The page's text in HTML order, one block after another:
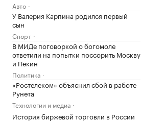
Авто
У Валерия Карпина родился первый
сын
Спорт
В МИДе поговоркой о богомоле
ответили на попытки поссорить Москву
и Пекин
Политика
«Ростелеком» объяснил сбой в работе
Рунета
Технологии и медиа
История биржевой торговли в России